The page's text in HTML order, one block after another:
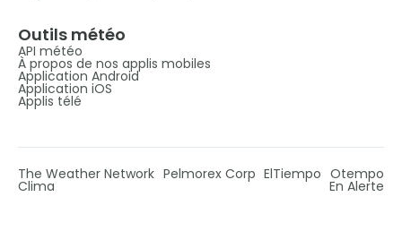
Outils météo
API météo
À propos de nos applis mobiles
Application Android
Application iOS
Applis télé
The Weather Network Pelmorex Corp ElTiempo Otempo
Clima En Alerte